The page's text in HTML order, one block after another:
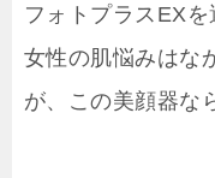
フォトプラスEXを
女性の肌悩みはな
が、この美顔器な